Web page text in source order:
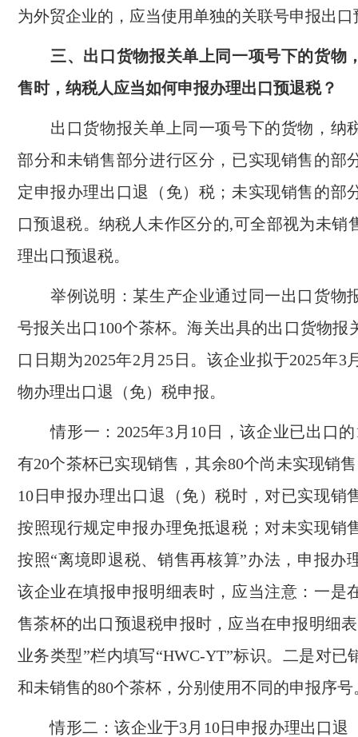
为外贸企业的，应当使用单独的关联号申报出口
三、出口货物报关单上同一项号下的货物
售时，纳税人应当如何申报办理出口预退税？
出口货物报关单上同一项号下的货物，纳
部分和未销售部分进行区分，已实现销售的部
定申报办理出口退（免）税；未实现销售的部
口预退税。纳税人未作区分的,可全部视为未销
理出口预退税。
举例说明：某生产企业通过同一出口货物
号报关出口100个茶杯。海关出具的出口货物报
口日期为2025年2月25日。该企业拟于2025年3
物办理出口退（免）税申报。
情形一：2025年3月10日，该企业已出口的
有20个茶杯已实现销售，其余80个尚未实现销
10日申报办理出口退（免）税时，对已实现销
按照现行规定申报办理免抵退税；对未实现销
按照“离境即退税、销售再核算”办法，申报办
该企业在填报申报明细表时，应当注意：一是
售茶杯的出口预退税申报时，应当在申报明细
业务类型”栏内填写“HWC-YT”标识。二是对已
和未销售的80个茶杯，分别使用不同的申报序号
情形二：该企业于3月10日申报办理出口退